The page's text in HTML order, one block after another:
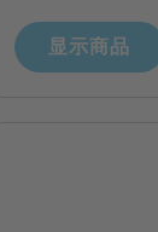
显示商品